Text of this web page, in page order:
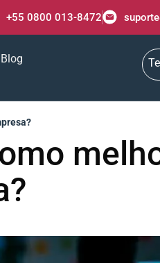
+55 0800 013-8472
Blog